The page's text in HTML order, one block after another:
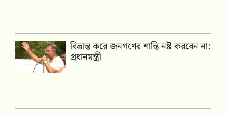
বিভ্রান্ত করে জনগণের শান্তি নষ্ট করবেন না:
প্রধানমন্ত্রী